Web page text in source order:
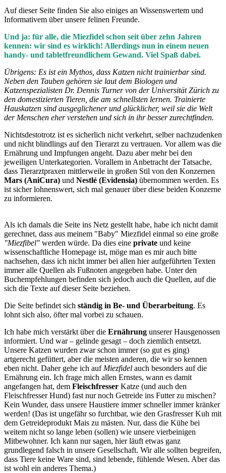
Auf dieser Seite finden Sie also einiges an Wissenswertem und
Informativem über unsere felinen Freunde.
Und ja: für alle, die Miezfidel schon seit über zehn Jahren
kennen: wir sind es wirklich! Allerdings nun in einem neuen
handy- und tabletfreundlichem Gewand. Viel Spaß dabei.
Übrigens: Es ist ein Mythos, dass Katzen nicht trainierbar sind.
Neben den Tauben gehören sie laut dem Biologen und
Katzenspezialisten Dr. Dennis Turner von der Universität Zürich zu
den domestizierten Tieren, die am schnellsten lernen. Trainierte
Hauskatzen sind ausgeglichener und glücklicher, weil sie die Welt
der Menschen eher verstehen und sich in ihr besser zurechtfinden.
Nichtsdestotrotz ist es sicherlich nicht verkehrt, selber nachzudenken
und nicht blindlings auf den Tierarzt zu vertrauen. Vor allem was die
Ernährung und Impfungen angeht. Dazu aber mehr bei den
jeweiligen Unterkategorien. Vorallem in Anbetracht der Tatsache,
dass Tierarztpraxen mittlerweile in großen Stil von den Konzernen
Mars (AniCura) und Nestlé (Evidensia) übernommen werden. Es
ist sicher lohnenswert, sich mal genauer über diese beiden Konzerne
zu informieren.
Als ich damals die Seite ins Netz gestellt habe, habe ich nicht damit
gerechnet, dass aus meinem "Baby" Miezfidel einmal so eine große
"Miezfibel" werden würde. Da dies eine private und keine
wissenschaftliche Homepage ist, möge man es mir auch bitte
nachsehen, dass ich nicht immer bei allen hier aufgeführten Texten
immer alle Quellen als Fußnoten angegeben habe. Unter den
Buchempfehlungen befinden sich jedoch auch die Quellen, auf die
sich die Texte auf dieser Seite beziehen.
Die Seite befindet sich ständig in Be- und Überarbeitung. Es
lohnt sich also, öfter mal vorbei zu schauen.
Ich habe mich verstärkt über die Ernährung unserer Hausgenossen
informiert. Und war – gelinde gesagt – doch ziemlich entsetzt.
Unsere Katzen wurden zwar schon immer (so gut es ging)
artgerecht gefüttert, aber die meisten anderen, die wir so kennen
eben nicht. Daher gehe ich auf Miezfidel auch besonders auf die
Ernährung ein. Ich frage mich allen Ernstes, wann es damit
angefangen hat, dem Fleischfresser Katze (und auch den
Fleischfresser Hund) fast nur noch Getreide ins Futter zu mischen?
Kein Wunder, dass unsere Haustiere immer schneller immer kränker
werden! (Das ist ungefähr so furchtbar, wie den Grasfresser Kuh mit
dem Getreideprodukt Mais zu mästen. Nur, dass die Kühe bei
weitem nicht so lange leben (sollen) wie unsere vierbeinigen
Mitbewohner. Ich kann nur sagen, hier läuft etwas ganz
grundlegend falsch in unsere Gesellschaft. Wir alle sollten begreifen,
dass Tiere keine Ware sind, sind lebende, fühlende Wesen. Aber das
ist wohl ein anderes Thema.)